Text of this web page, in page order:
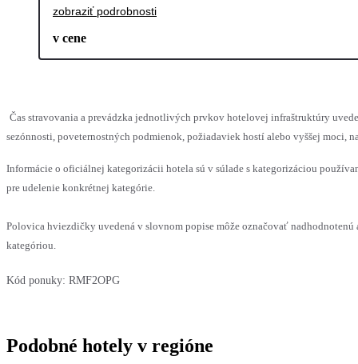
zobraziť podrobnosti
v cene
Čas stravovania a prevádzka jednotlivých prvkov hotelovej infraštruktúry
sezónnosti, poveternostných podmienok, požiadaviek hostí alebo vyššej moci,
Informácie o oficiálnej kategorizácii hotela sú v súlade s kategorizáciou
pre udelenie konkrétnej kategórie.
Polovica hviezdičky uvedená v slovnom popise môže označovať
kategóriou.
Kód ponuky: RMF2OPG
Podobné hotely v regióne